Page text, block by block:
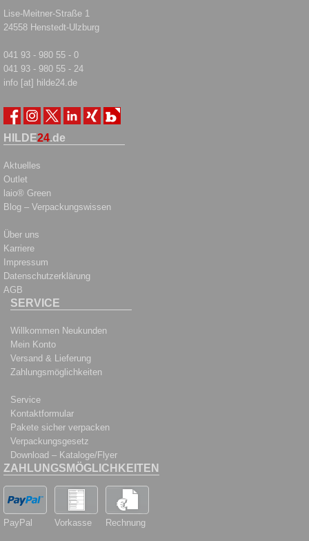
Lise-Meitner-Straße 1
24558 Henstedt-Ulzburg
041 93 - 980 55 - 0
041 93 - 980 55 - 24
info [at] hilde24.de
HILDE24.de
Aktuelles
Outlet
laio® Green
Blog – Verpackungswissen
Über uns
Karriere
Impressum
Datenschutzerklärung
AGB
SERVICE
Willkommen Neukunden
Mein Konto
Versand & Lieferung
Zahlungsmöglichkeiten
Service
Kontaktformular
Pakete sicher verpacken
Verpackungsgesetz
Download – Kataloge/Flyer
ZAHLUNGSMÖGLICHKEITEN
PayPal Vorkasse Rechnung